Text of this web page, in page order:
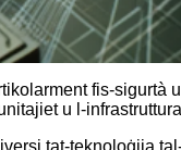
fis-
u l-
tat-teknoloġija